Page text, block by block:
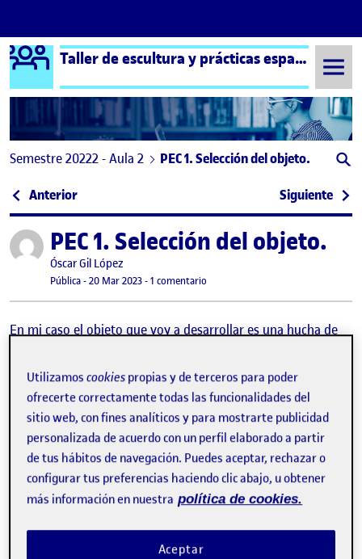
Saltar al contenido
Logo Ágora Taller de escultura y prácticas espaciales aula 2
Semestre 20222 - Aula 2 PEC 1. Selección del objeto.
Navegación de entradas
Anterior: ¡Bienvenidos y bienvenidas! Siguiente:
Publicado porPEC 1. Selección del objeto.
Publicado por
Óscar Gil López
Visibilidad:
Pública-Fecha de publicación
20 Mar 2023-1 comentario
En mi caso el objeto que voy a desarrollar es una hucha de
esté hueco por lo que hará una hucha que es casi
indestructible. Me gusta pensar en esta realidad dicotómica
donde un objeto será grande, quebradizo y difícil de llenar
(la hucha original) y el otro, pequeño, resistente y muy fácil
de llenar, ya que solo cabrá una moneda (el aspirante).
Utilizamoscookies propias y de terceros para poder
ofrecerte correctamente todas las funcionalidades del
sitio web, con fines analíticos y para mostrarte publicidad
personalizada de acuerdo con un perfil elaborado a partir
de tus hábitos de navegación. Puedes aceptar, rechazar o
configurar tus preferencias haciendo clic abajo, u obtener
más información en nuestra política de cookies.
Aceptar